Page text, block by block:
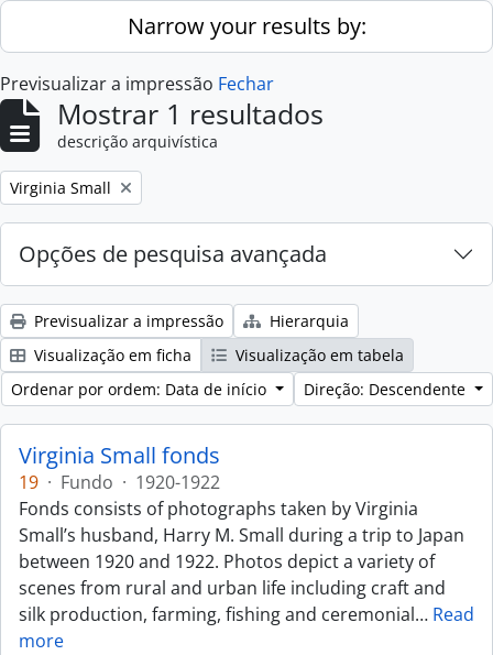
Skip to main contentNarrow your results by:
Previsualizar a impressão Fechar
Mostrar 1 resultados
descrição arquivística
Remove filter:
Virginia Small
Opções de pesquisa avançada
Previsualizar a impressão
Hierarquia
Visualização em ficha
Visualização em tabela
Ordenar por ordem: Data de início
Direção: Descendente
Virginia Small fonds
19 · Fundo · 1920-1922
Fonds consists of photographs taken by Virginia
Small’s husband, Harry M. Small during a trip to Japan
between 1920 and 1922. Photos depict a variety of
scenes from rural and urban life including craft and
silk production, farming, fishing and ceremonial… Read
more